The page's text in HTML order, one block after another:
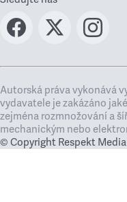
Autorská práva vykonává
vydavatele je zakázáno
zejména rozmnožování a
mechanickým nebo
© Copyright Respekt Media